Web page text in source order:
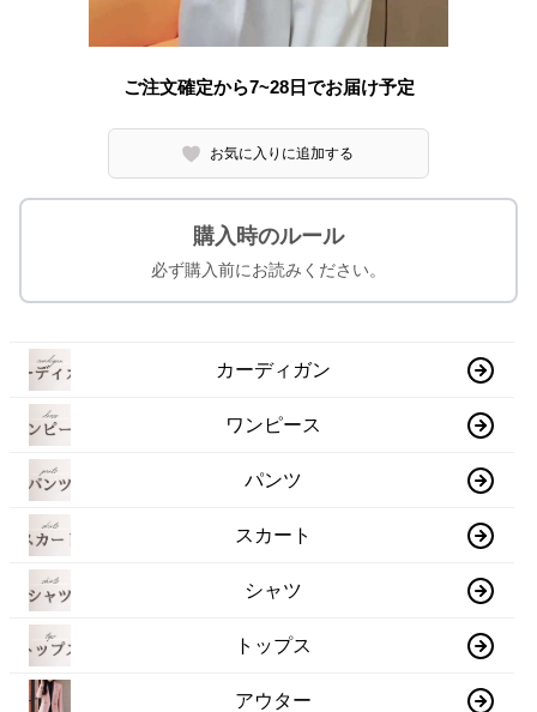
ご注文確定から7~28日でお届け予定
お気に入りに追加する
購入時のルール
必ず購入前にお読みください。
カーディガン
ワンピース
パンツ
スカート
シャツ
トップス
アウター